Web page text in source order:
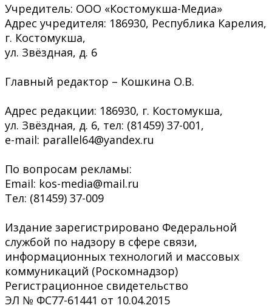
Учредитель: ООО «Костомукша-Медиа»
Адрес учредителя: 186930, Республика Карелия,
г. Костомукша,
ул. Звёздная, д. 6
Главный редактор – Кошкина О.В.
Адрес редакции: 186930, г. Костомукша,
ул. Звёздная, д. 6, тел: (81459) 37-001,
e-mail: parallel64@yandex.ru
По вопросам рекламы:
Email: kos-media@mail.ru
Тел: (81459) 37-009
Издание зарегистрировано Федеральной
службой по надзору в сфере связи,
информационных технологий и массовых
коммуникаций (Роскомнадзор)
Регистрационное свидетельство
ЭЛ № ФС77-61441 от 10.04.2015